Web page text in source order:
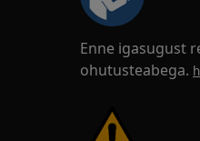
Enne igasugust
ohutusteabega.